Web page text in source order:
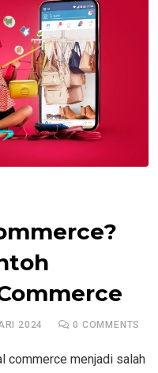
2024 0 COMMENTS
commerce menjadi salah